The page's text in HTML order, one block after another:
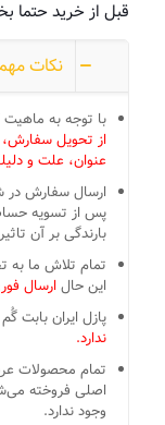
قبل از خرید حتما
نکات
با توجه به
از تحویل
عنوان، علت و
ارسال سفارش در
پس از تسویه
بارندگی بر آن
تمام تلاش ما
این حالارسال
پازل ایران بابت
ندارد.
تمام محصولات
اصلی فروخته
وجود ندارد.